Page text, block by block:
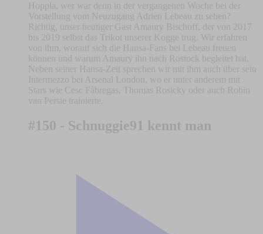
Hoppla, wer war denn in der vergangenen Woche bei der
Vorstellung vom Neuzugang Adrien Lebeau zu sehen?
Richtig, unser heutiger Gast Amaury Bischoff, der von 2017
bis 2019 selbst das Trikot unserer Kogge trug. Wir erfahren
von ihm, worauf sich die Hansa-Fans bei Lebeau freuen
können und warum Amaury ihn nach Rostock begleitet hat.
Neben seiner Hansa-Zeit sprechen wir mit ihm auch über sein
Intermezzo bei Arsenal London, wo er unter anderem mit
Stars wie Cesc Fàbregas, Thomas Rosicky oder auch Robin
van Persie trainierte.
#150 - Schnuggie91 kennt man